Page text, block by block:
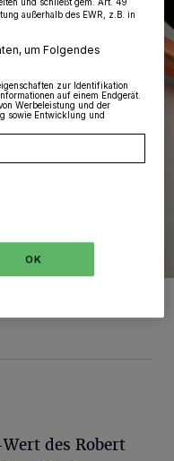
des Robert
und schließt gem. Art. 49
außerhalb des EWR, z.B. in
um Folgendes
zur Identifikation
auf einem Endgerät.
Werbeleistung und der
sowie Entwicklung und
OK